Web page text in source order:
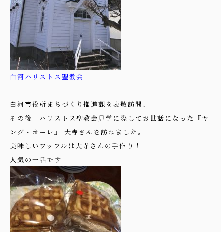
白河ハリストス聖教会
白河市役所まちづくり推進課を表敬訪問、
その後 ハリストス聖教会見学に際してお世話になった『ヤ
ング・オーレ』 大寺さんを訪ねました。
美味しいワッフルは大寺さんの手作り！
人気の一品です